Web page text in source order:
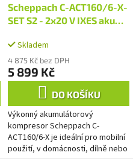
Scheppach C-ACT160/6-X-
SET S2 - 2x20 V IXES aku
2x 2Ah baterie + duální
nabíječka 2,4 A
Skladem
4 875 Kč bez DPH
5 899 Kč
DO KOŠÍKU
Výkonný akumulátorový
kompresor Scheppach C-
ACT160/6-X je ideální pro mobilní
použití, v domácnosti, dílně nebo
garáži.